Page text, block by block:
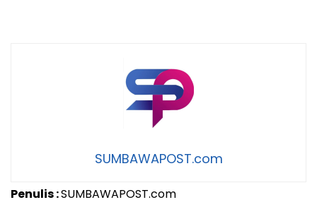
SUMBAWAPOST.com
Penulis :SUMBAWAPOST.com